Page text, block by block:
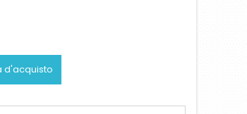
d'acquisto